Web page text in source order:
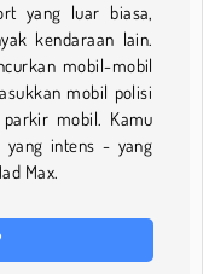
yang luar biasa,
kendaraan lain.
mobil-mobil
mobil polisi
mobil. Kamu
yang intens - yang
Max.